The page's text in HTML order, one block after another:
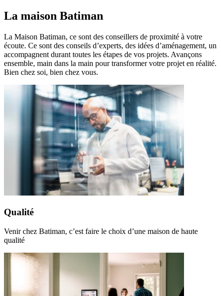
La maison Batiman
La Maison Batiman, ce sont des conseillers de proximité à votre
écoute. Ce sont des conseils d’experts, des idées d’aménagement, un
accompagnent durant toutes les étapes de vos projets. Avançons
ensemble, main dans la main pour transformer votre projet en réalité.
Bien chez soi, bien chez vous.
Qualité
Venir chez Batiman, c’est faire le choix d’une maison de haute
qualité